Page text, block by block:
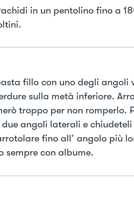
in un pentolino fino a
fillo con uno degli angoli
sulla metà inferiore.
troppo per non romperlo.
angoli laterali e
fino all’ angolo più
sempre con albume.